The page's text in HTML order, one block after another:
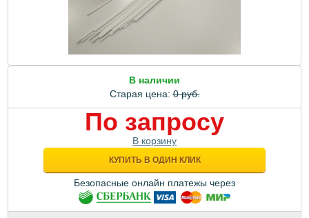
В наличии
Старая цена:0 руб.
По запросу
В корзину
КУПИТЬ В ОДИН КЛИК
Безопасные онлайн платежы через